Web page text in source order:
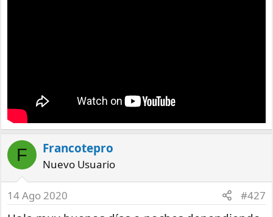
F Francotepro
Nuevo Usuario
14 Ago 2020 #427